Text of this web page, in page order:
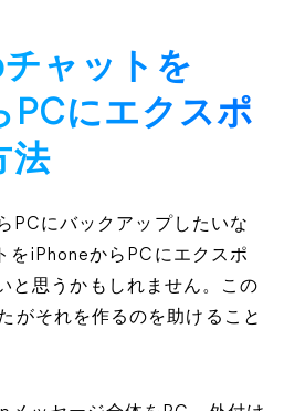
ャットを
PCにエクスポ
法
PCにバックアップしたいな
をiPhoneからPCにエクスポ
と思うかもしれません。この
がそれを作るのを助けること